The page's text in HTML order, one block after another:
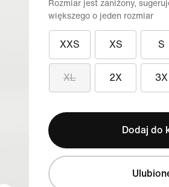
XXS XS S
XL 2X 3X
Rozmiar jest zaniżony,
większego o jeden rozmiar
Dodaj do